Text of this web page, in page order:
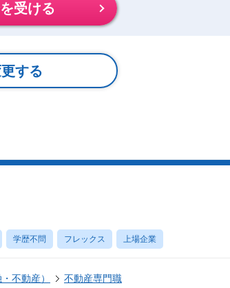
受ける
する
学歴不問 フレックス 上場企業
不動産）
不動産専門職